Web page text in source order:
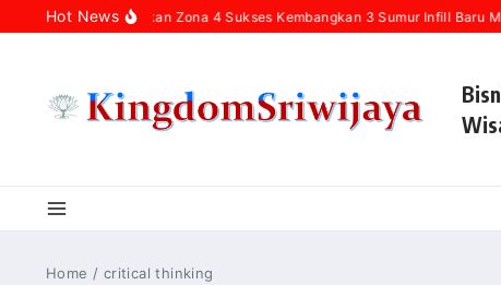
Skip to content
Hot News
Pertamina Hulu Rokan Zona 4 Sukses Kembangkan 3 Sumur Infill Baru
Home / critical thinking